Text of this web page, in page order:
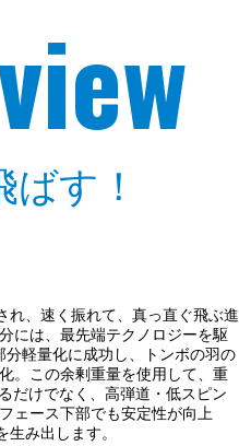
す！
れ、速く振れて、真っ直ぐ飛ぶ進
には、最先端テクノロジーを駆
軽量化に成功し、トンボの羽の
。この余剰重量を使用して、重
だけでなく、高弾道・低スピン
ェース下部でも安定性が向上
生み出します。